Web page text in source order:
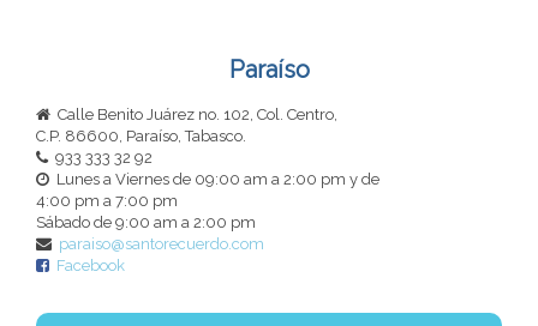
Paraíso
Calle Benito Juárez no. 102, Col. Centro,
C.P. 86600, Paraíso, Tabasco.
933 333 32 92
Lunes a Viernes de 09:00 am a 2:00 pm y de
4:00 pm a 7:00 pm
Sábado de 9:00 am a 2:00 pm
paraiso@santorecuerdo.com
Facebook